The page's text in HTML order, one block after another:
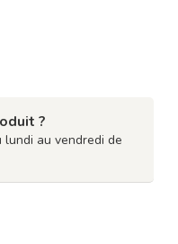
?
au vendredi de